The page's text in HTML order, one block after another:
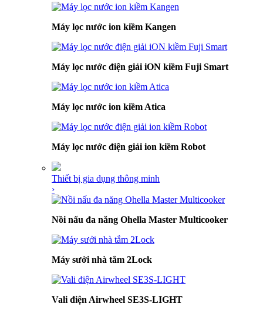
Máy lọc nước ion kiềm Kangen
Máy lọc nước điện giải iON kiềm Fuji Smart
Máy lọc nước ion kiềm Atica
Máy lọc nước điện giải ion kiềm Robot
Thiết bị gia dụng thông minh
›
Nồi nấu đa năng Ohella Master Multicooker
Máy sưởi nhà tắm 2Lock
Vali điện Airwheel SE3S-LIGHT